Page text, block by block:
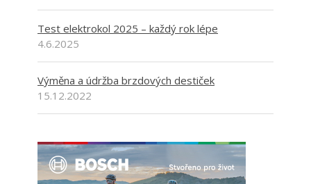
Test elektrokol 2025 – každý rok lépe
4.6.2025
Výměna a údržba brzdových destiček
15.12.2022